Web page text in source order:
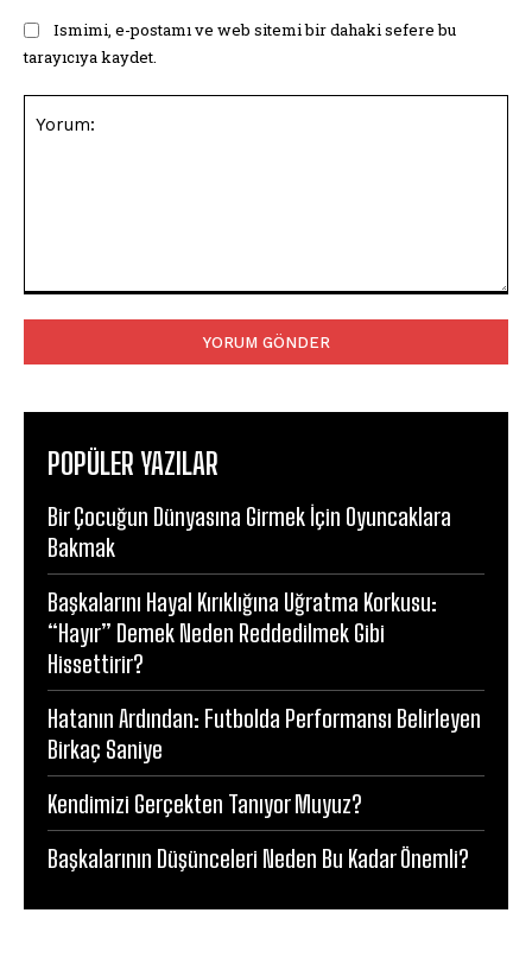
Ismimi, e-postamı ve web sitemi bir dahaki sefere bu
tarayıcıya kaydet.
POPÜLER YAZILAR
Bir Çocuğun Dünyasına Girmek İçin Oyuncaklara
Bakmak
Başkalarını Hayal Kırıklığına Uğratma Korkusu:
“Hayır” Demek Neden Reddedilmek Gibi
Hissettirir?
Hatanın Ardından: Futbolda Performansı Belirleyen
Birkaç Saniye
Kendimizi Gerçekten Tanıyor Muyuz?
Başkalarının Düşünceleri Neden Bu Kadar Önemli?